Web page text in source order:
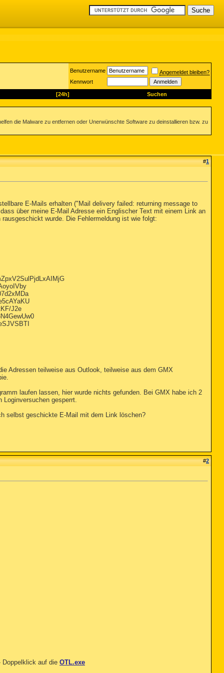
Benutzername
Angemeldet bleiben?
Kennwort
[24h] Suchen
die Malware zu entfernen oder Unerwünschte Software zu deinstallieren bzw. zu
#1
E-Mails erhalten ("Mail delivery failed: returning message to
über meine E-Mail Adresse ein Englischer Text mit einem Link an
wurde. Die Fehlermeldung ist wie folgt:
J2e
Adressen teilweise aus Outlook, teilweise aus dem GMX
laufen lassen, hier wurde nichts gefunden. Bei GMX habe ich 2
gesperrt.
selbst geschickte E-Mail mit dem Link löschen?
#2
Doppelklick auf die OTL.exe